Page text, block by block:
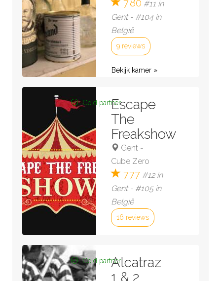
7.80 #11 in
Gent - #104 in
België
9 reviews
Bekijk kamer »
Gold partnerEscape
The
Freakshow
Gent -
Cube Zero
7.77 #12 in
Gent - #105 in
België
16 reviews
Gold partnerAlcatraz
1 & 2